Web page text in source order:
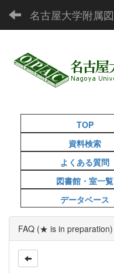
TOP
資料検索
よくある質問
図書館・室一覧
データベース
FAQ (★ is in preparation)